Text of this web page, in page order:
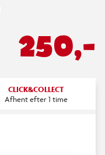
250,-
CLICK&COLLECT
Afhent efter 1 time